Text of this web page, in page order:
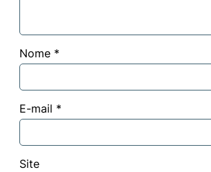
Nome *
E-mail *
Site